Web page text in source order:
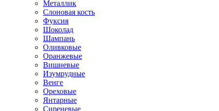
Металлик
Слоновая кость
Фуксия
Шоколад
Шампань
Оливковые
Оранжевые
Вишневые
Изумрудные
Венге
Ореховые
Янтарные
Сиреневые